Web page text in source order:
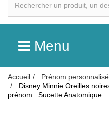
Menu
Accueil
Prénom personnalisé
Disney Minnie Oreilles
prénom : Sucette Anatomique